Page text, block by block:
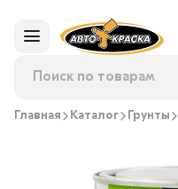
Главная Каталог Грунты